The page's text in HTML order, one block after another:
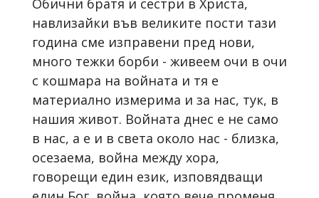
Обични братя и сестри в Христа,
навлизайки във великите пости тази
година сме изправени пред нови,
много тежки борби - живеем очи в очи
с кошмара на войната и тя е
материално измерима и за нас, тук, в
нашия живот. Войната днес е не само
в нас, а е и в света около нас - близка,
осезаема, война между хора,
говорещи един език, изповядващи